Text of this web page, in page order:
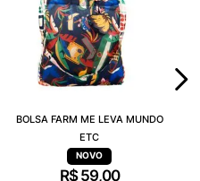
BOLSA FARM ME LEVA MUNDO
ETC
R$ 59,00